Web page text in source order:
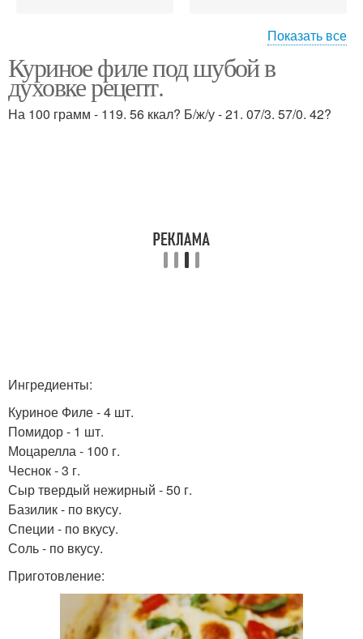
Филе под ананасом Грудка с ананасом
Показать все
Куриное филе под шубой в
духовке рецепт.
На 100 грамм - 119. 56 ккал? Б/ж/у - 21. 07/3. 57/0. 42?
Ингредиенты:
Куриное Филе - 4 шт.
Помидор - 1 шт.
Моцарелла - 100 г.
Чеснок - 3 г.
Сыр твердый нежирный - 50 г.
Базилик - по вкусу.
Специи - по вкусу.
Соль - по вкусу.
Приготовление: